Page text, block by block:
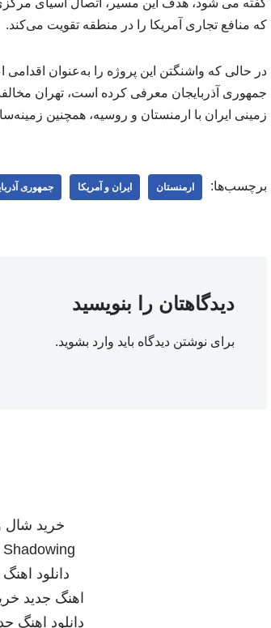
که منافع تجاری آمریکا را در منطقه تقویت می‌کند.
در حالی که واشنگتن این پروژه را به‌عنوان
جمهوری آذربایجان معرفی کرده است، تهران
زمینی ایران با ارمنستان و روسیه، همچنین
برچسب‌ها: ارمنستان ایران و آمریکا جمهوری
دیدگاهتان را بنویسید
برای نوشتن دیدگاه باید وارد بشوید.
خرید
دانلود
اهنگ جدید
دانلود اهنگ